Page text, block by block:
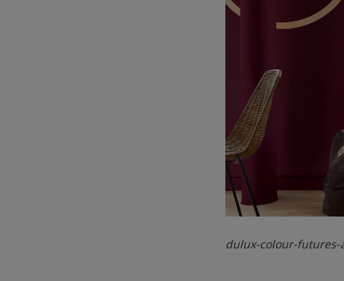
dulux-colour-futures-